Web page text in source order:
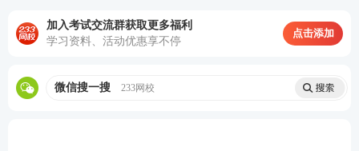
加入考试交流群获取更多福利
学习资料、活动优惠享不停
点击添加
微信搜一搜 233网校